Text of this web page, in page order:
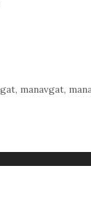
, manavgat,